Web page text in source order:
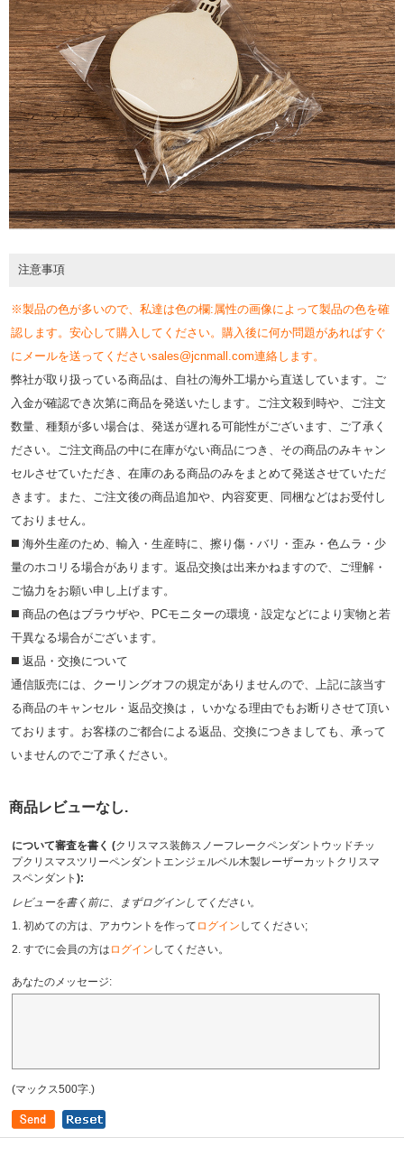
注意事項
※製品の色が多いので、私達は色の欄:属性の画像によって製品の色を確
認します。安心して購入してください。購入後に何か問題があればすぐ
にメールを送ってくださいsales@jcnmall.com連絡します。
弊社が取り扱っている商品は、自社の海外工場から直送しています。ご
入金が確認でき次第に商品を発送いたします。ご注文殺到時や、ご注文
数量、種類が多い場合は、発送が遅れる可能性がございます、ご了承く
ださい。ご注文商品の中に在庫がない商品につき、その商品のみキャン
セルさせていただき、在庫のある商品のみをまとめて発送させていただ
きます。また、ご注文後の商品追加や、内容変更、同梱などはお受付し
ておりません。
◼️ 海外⽣産のため、輸⼊・⽣産時に、擦り傷・バリ・歪み・色ムラ・少
量のホコリる場合があります。返品交換は出来かねますので、ご理解・
ご協⼒をお願い申し上げます。
◼️ 商品の⾊はブラウザや、PCモニターの環境・設定などにより実物と若
⼲異なる場合がございます。
◼️ 返品・交換について
通信販売には、クーリングオフの規定がありませんので、上記に該当す
る商品のキャンセル・返品交換は， いかなる理由でもお断りさせて頂い
ております。お客様のご都合による返品、交換につきましても、承って
いませんのでご了承ください。
商品レビューなし.
について審査を書く (クリスマス装飾スノーフレークペンダントウッドチッ
プクリスマスツリーペンダントエンジェルベル木製レーザーカットクリスマ
スペンダント ):
レビューを書く前に、まずログインしてください。
1. 初めての方は、アカウントを作って ログイン してください;
2. すでに会員の方は ログイン してください。
あなたのメッセージ:
(マックス500字.)